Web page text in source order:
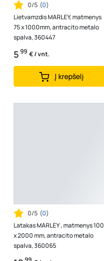
0/5 (0)
Lietvamzdis MARLEY, matmenys
75 x 1000mm, antracito metalo
spalva, 360447
599 € / vnt.
Į krepšelį
0/5 (0)
Latakas MARLEY , matmenys 100
x 2000 mm, antracito metalo
spalva, 360065